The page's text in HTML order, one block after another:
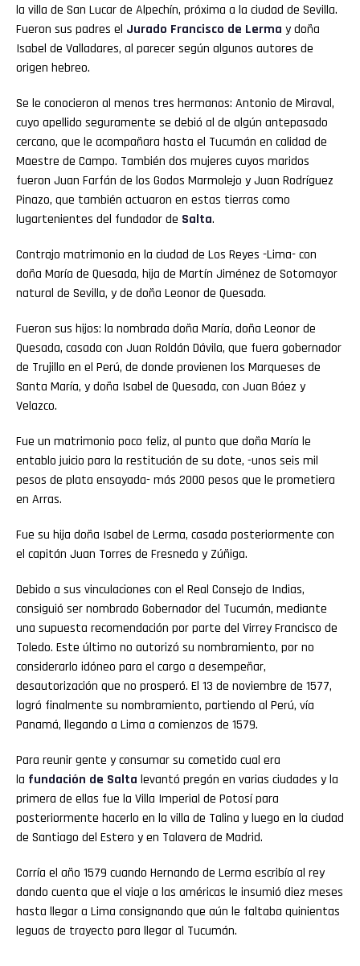
la villa de San Lucar de Alpechín, próxima a la ciudad de Sevilla.
Fueron sus padres el Jurado Francisco de Lerma y doña
Isabel de Valladares, al parecer según algunos autores de
origen hebreo.
Se le conocieron al menos tres hermanos: Antonio de Miraval,
cuyo apellido seguramente se debió al de algún antepasado
cercano, que le acompañara hasta el Tucumán en calidad de
Maestre de Campo. También dos mujeres cuyos maridos
fueron Juan Farfán de los Godos Marmolejo y Juan Rodríguez
Pinazo, que también actuaron en estas tierras como
lugartenientes del fundador de Salta.
Contrajo matrimonio en la ciudad de Los Reyes -Lima- con
doña María de Quesada, hija de Martín Jiménez de Sotomayor
natural de Sevilla, y de doña Leonor de Quesada.
Fueron sus hijos: la nombrada doña María, doña Leonor de
Quesada, casada con Juan Roldán Dávila, que fuera gobernador
de Trujillo en el Perú, de donde provienen los Marqueses de
Santa María, y doña Isabel de Quesada, con Juan Báez y
Velazco.
Fue un matrimonio poco feliz, al punto que doña María le
entablo juicio para la restitución de su dote, -unos seis mil
pesos de plata ensayada- más 2000 pesos que le prometiera
en Arras.
Fue su hija doña Isabel de Lerma, casada posteriormente con
el capitán Juan Torres de Fresneda y Zúñiga.
Debido a sus vinculaciones con el Real Consejo de Indias,
consiguió ser nombrado Gobernador del Tucumán, mediante
una supuesta recomendación por parte del Virrey Francisco de
Toledo. Este último no autorizó su nombramiento, por no
considerarlo idóneo para el cargo a desempeñar,
desautorización que no prosperó. El 13 de noviembre de 1577,
logró finalmente su nombramiento, partiendo al Perú, vía
Panamá, llegando a Lima a comienzos de 1579.
Para reunir gente y consumar su cometido cual era
la fundación de Salta levantó pregón en varias ciudades y la
primera de ellas fue la Villa Imperial de Potosí para
posteriormente hacerlo en la villa de Talina y luego en la ciudad
de Santiago del Estero y en Talavera de Madrid.
Corría el año 1579 cuando Hernando de Lerma escribía al rey
dando cuenta que el viaje a las américas le insumió diez meses
hasta llegar a Lima consignando que aún le faltaba quinientas
leguas de trayecto para llegar al Tucumán.
Reddit
Pinterest
Whatsapp
Email